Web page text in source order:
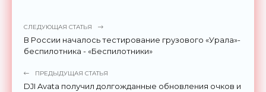
СЛЕДУЮЩАЯ СТАТЬЯ
В России началось тестирование грузового «Урала»-
беспилотника - «Беспилотники»
ПРЕДЫДУЩАЯ СТАТЬЯ
DJI Avata получил долгожданные обновления очков и